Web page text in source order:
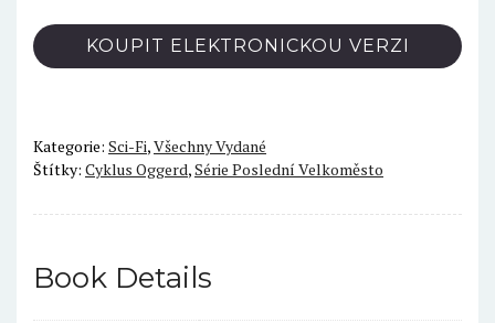
KOUPIT ELEKTRONICKOU VERZI
Kategorie: Sci-Fi,Všechny Vydané
Štítky: Cyklus Oggerd,Série Poslední Velkoměsto
Book Details